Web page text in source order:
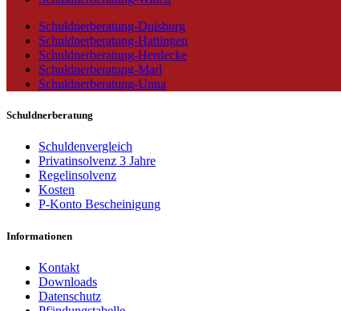
Schuldnerberatung-Duisburg
Schuldnerberatung-Hattingen
Schuldnerberatung-Herdecke
Schuldnerberatung-Marl
Schuldnerberatung-Unna
Schuldnerberatung
Schuldenvergleich
Privatinsolvenz 3 Jahre
Regelinsolvenz
Kosten
P-Konto Bescheinigung
Informationen
Kontakt
Downloads
Datenschutz